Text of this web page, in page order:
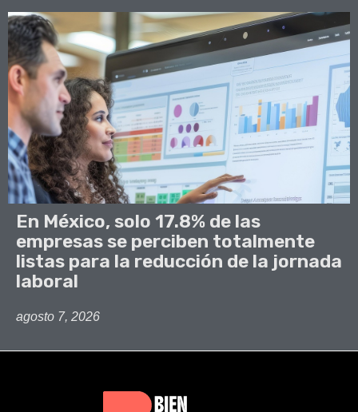
En México, solo 17.8% de las
empresas se perciben totalmente
listas para la reducción de la jornada
laboral
agosto 7, 2026